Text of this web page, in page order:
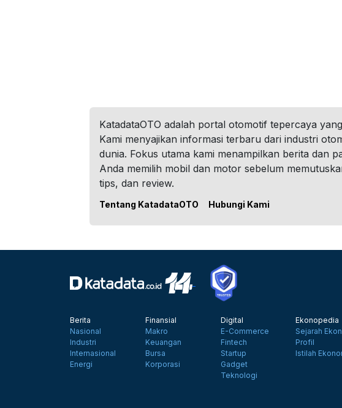
KatadataOTO adalah portal otomotif tepercaya
Kami menyajikan informasi terbaru dari industri
dunia. Fokus utama kami menampilkan berita dan
Anda memilih mobil dan motor sebelum
tips, dan review.
Tentang KatadataOTO Hubungi Kami
Berita
Nasional
Industri
Internasional
Energi
Finansial
Makro
Keuangan
Bursa
Korporasi
Digital
E-Commerce
Fintech
Startup
Gadget
Teknologi
Ekonopedia
Sejarah
Profil
Istilah